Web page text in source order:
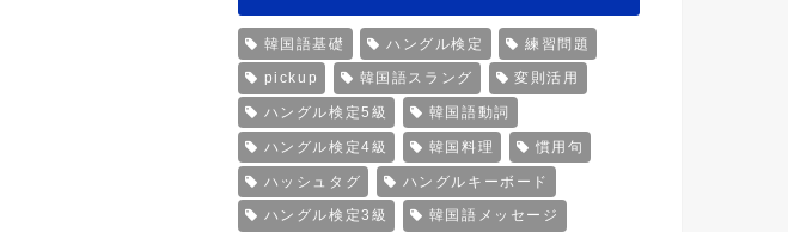
韓国語基礎 ハングル検定 練習問題
pickup 韓国語スラング 変則活用
ハングル検定5級 韓国語動詞
ハングル検定4級 韓国料理 慣用句
ハッシュタグ ハングルキーボード
ハングル検定3級 韓国語メッセージ